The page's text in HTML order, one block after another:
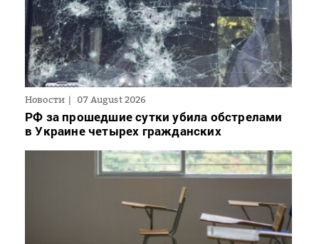
Новости 07 August 2026
РФ за прошедшие сутки убила обстрелами
в Украине четырех гражданских